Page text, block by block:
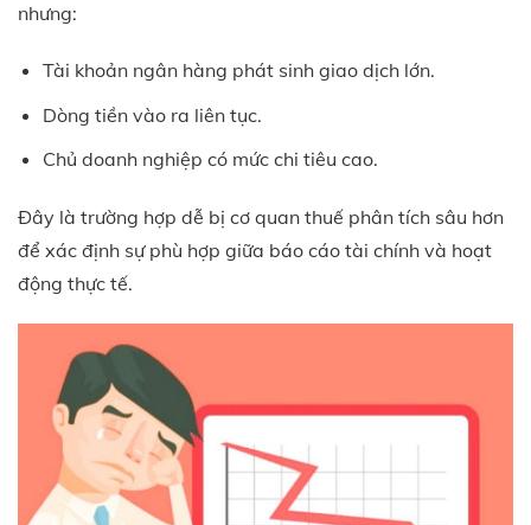
nhưng:
Tài khoản ngân hàng phát sinh giao dịch lớn.
Dòng tiền vào ra liên tục.
Chủ doanh nghiệp có mức chi tiêu cao.
Đây là trường hợp dễ bị cơ quan thuế phân tích sâu hơn
để xác định sự phù hợp giữa báo cáo tài chính và hoạt
động thực tế.